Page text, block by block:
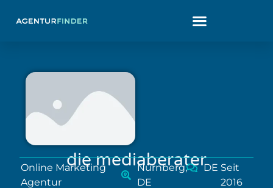
die mediaberater
Online Marketing
Agentur
Nürnberg,
DE
DE Seit
2016